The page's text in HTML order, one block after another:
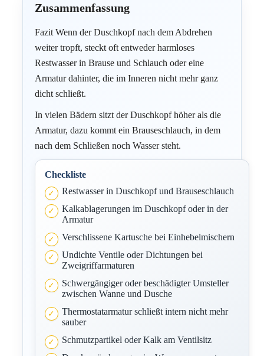
Zusammenfassung
Fazit Wenn der Duschkopf nach dem Abdrehen
weiter tropft, steckt oft entweder harmloses
Restwasser in Brause und Schlauch oder eine
Armatur dahinter, die im Inneren nicht mehr ganz
dicht schließt.
In vielen Bädern sitzt der Duschkopf höher als die
Armatur, dazu kommt ein Brauseschlauch, in dem
nach dem Schließen noch Wasser steht.
Checkliste
Restwasser in Duschkopf und Brauseschlauch
Kalkablagerungen im Duschkopf oder in der
Armatur
Verschlissene Kartusche bei Einhebelmischern
Undichte Ventile oder Dichtungen bei
Zweigriffarmaturen
Schwergängiger oder beschädigter Umsteller
zwischen Wanne und Dusche
Thermostatarmatur schließt intern nicht mehr
sauber
Schmutzpartikel oder Kalk am Ventilsitz